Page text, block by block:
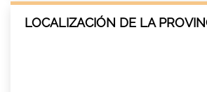
LOCALIZACIÓN DE LA